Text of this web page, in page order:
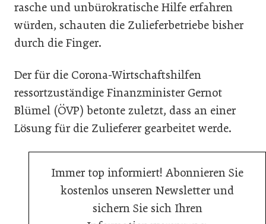
rasche und unbürokratische Hilfe erfahren
würden, schauten die Zulieferbetriebe bisher
durch die Finger.
Der für die Corona-Wirtschaftshilfen
ressortzuständige Finanzminister Gernot
Blümel (ÖVP) betonte zuletzt, dass an einer
Lösung für die Zulieferer gearbeitet werde.
Immer top informiert! Abonnieren Sie
kostenlos unseren Newsletter und
sichern Sie sich Ihren